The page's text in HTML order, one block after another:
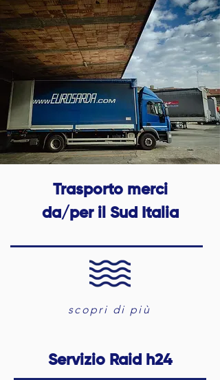
Trasporto merci
da/per il Sud Italia
scopri di più
Servizio Raid h24